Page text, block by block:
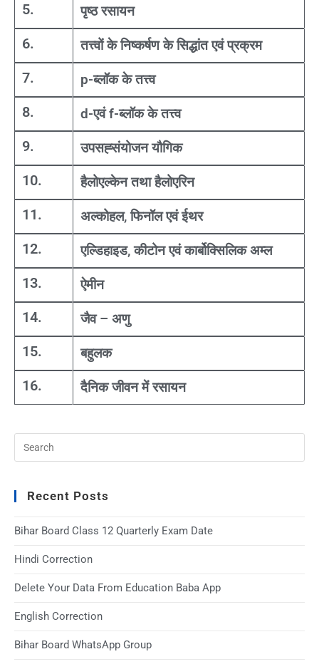
5. पृष्ठ रसायन
6. तत्त्वों के निष्कर्षण के सिद्धांत एवं प्रक्रम
7. p-ब्लॉक के तत्त्व
8. d-एवं f-ब्लॉक के तत्त्व
9. उपसह्संयोजन यौगिक
10. हैलोएल्केन तथा हैलोएरिन
11. अल्कोहल, फिनॉल एवं ईथर
12. एल्डिहाइड, कीटोन एवं कार्बोक्सिलिक अम्ल
13. ऐमीन
14. जैव – अणु
15. बहुलक
16. दैनिक जीवन में रसायन
Recent Posts
Bihar Board Class 12 Quarterly Exam Date
Hindi Correction
Delete Your Data From Education Baba App
English Correction
Bihar Board WhatsApp Group